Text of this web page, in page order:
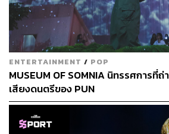
ENTERTAINMENT / POP
MUSEUM OF SOMNIA นิทรรศการที่
เสียงดนตรีของ PUN